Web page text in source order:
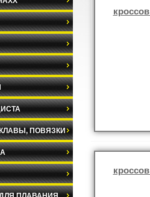
ПОВЯЗКИ